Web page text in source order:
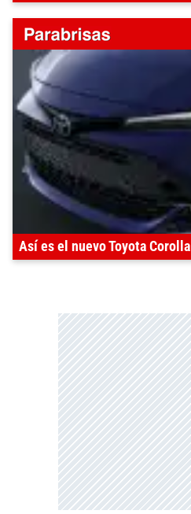
Así es el nuevo Toyota Corolla